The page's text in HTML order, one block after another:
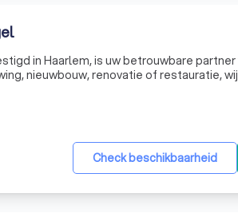
op een dag droogtijd per millimeter
met schilderen of behangen.
– of schakel een professionele
in Haarlem, is uw betrouwbare
nieuwbouw, renovatie of restauratie,
Check beschikbaarheid